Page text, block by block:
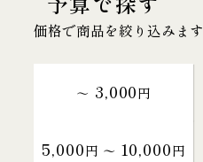
価格で商品を絞り込みます
～ 3,000円
5,000円 〜 10,000円